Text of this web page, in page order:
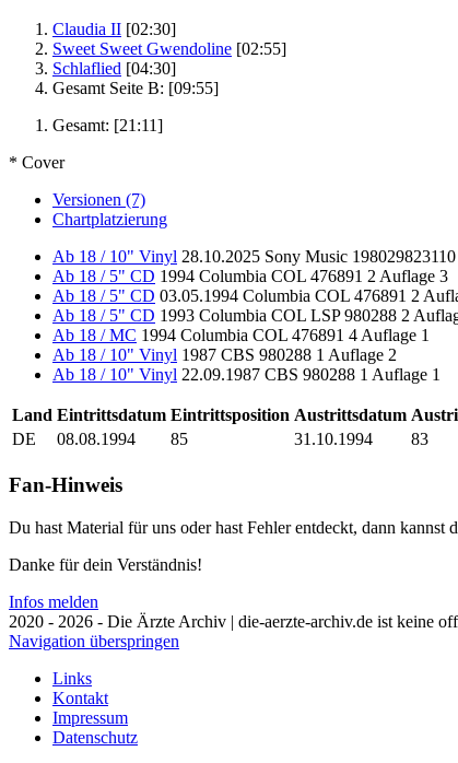
Claudia II [02:30]
Sweet Sweet Gwendoline [02:55]
Schlaflied [04:30]
Gesamt Seite B: [09:55]
Gesamt: [21:11]
* Cover
Versionen (7)
Chartplatzierung
Ab 18 / 10" Vinyl 28.10.2025 Sony Music 198029823110
Ab 18 / 5" CD 1994 Columbia COL 476891 2 Auflage 3
Ab 18 / 5" CD 03.05.1994 Columbia COL 476891 2
Ab 18 / 5" CD 1993 Columbia COL LSP 980288 2
Ab 18 / MC 1994 Columbia COL 476891 4 Auflage 1
Ab 18 / 10" Vinyl 1987 CBS 980288 1 Auflage 2
Ab 18 / 10" Vinyl 22.09.1987 CBS 980288 1 Auflage 1
Land Eintrittsdatum Eintrittsposition Austrittsdatum
DE
08.08.1994 85 31.10.1994 83
Fan-Hinweis
Du hast Material für uns oder hast Fehler entdeckt, dann kannst
Danke für dein Verständnis!
Infos melden
2020 - 2026 - Die Ärzte Archiv | die-aerzte-archiv.de ist keine
Navigation überspringen
Links
Kontakt
Impressum
Datenschutz